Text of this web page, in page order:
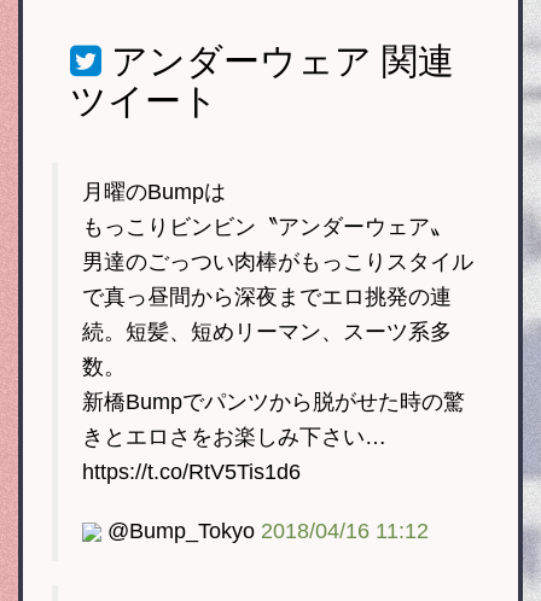
アンダーウェア 関連
ツイート
月曜のBumpは
もっこりビンビン〝アンダーウェア〟
男達のごっつい肉棒がもっこりスタイル
で真っ昼間から深夜までエロ挑発の連
続。短髪、短めリーマン、スーツ系多
数。
新橋Bumpでパンツから脱がせた時の驚
きとエロさをお楽しみ下さい…
https://t.co/RtV5Tis1d6
@Bump_Tokyo 2018/04/16 11:12